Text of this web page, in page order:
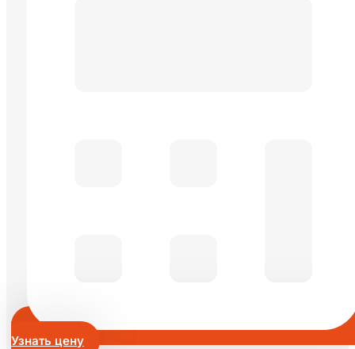
Узнать цену